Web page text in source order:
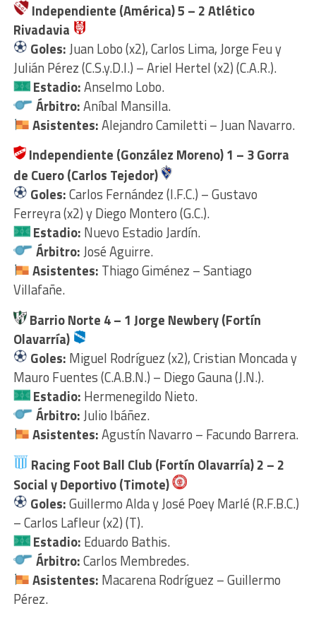
Independiente (América) 5 – 2 Atlético
Rivadavia
Goles:Juan Lobo (x2), Carlos Lima, Jorge Feu y
Julián Pérez (C.S.y.D.I.) – Ariel Hertel (x2) (C.A.R.).
Estadio:Anselmo Lobo.
Árbitro:Aníbal Mansilla.
Asistentes:Alejandro Camiletti – Juan Navarro.
Independiente (González Moreno) 1 – 3 Gorra
de Cuero (Carlos Tejedor)
Goles:Carlos Fernández (I.F.C.) – Gustavo
Ferreyra (x2) y Diego Montero (G.C.).
Estadio: Nuevo Estadio Jardín.
Árbitro:José Aguirre.
Asistentes: Thiago Giménez – Santiago
Villafañe.
Barrio Norte 4 – 1 Jorge Newbery (Fortín
Olavarría)
Goles: Miguel Rodríguez (x2), Cristian Moncada y
Mauro Fuentes (C.A.B.N.) – Diego Gauna (J.N.).
Estadio: Hermenegildo Nieto.
Árbitro:Julio Ibáñez.
Asistentes:Agustín Navarro – Facundo Barrera.
Racing Foot Ball Club (Fortín Olavarría) 2 – 2
Social y Deportivo (Timote)
Goles:Guillermo Alda y José Poey Marlé (R.F.B.C.)
– Carlos Lafleur (x2) (T).
Estadio: Eduardo Bathis.
Árbitro:Carlos Membredes.
Asistentes: Macarena Rodríguez – Guillermo
Pérez.